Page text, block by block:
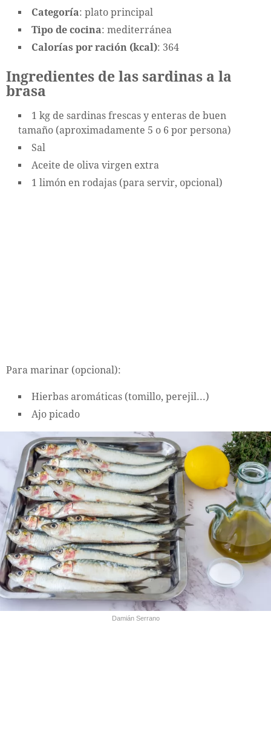
Categoría: plato principal
Tipo de cocina: mediterránea
Calorías por ración (kcal): 364
Ingredientes de las sardinas a la
brasa
1 kg de sardinas frescas y enteras de buen
tamaño (aproximadamente 5 o 6 por persona)
Sal
Aceite de oliva virgen extra
1 limón en rodajas (para servir, opcional)
Para marinar (opcional):
Hierbas aromáticas (tomillo, perejil...)
Ajo picado
Damián Serrano